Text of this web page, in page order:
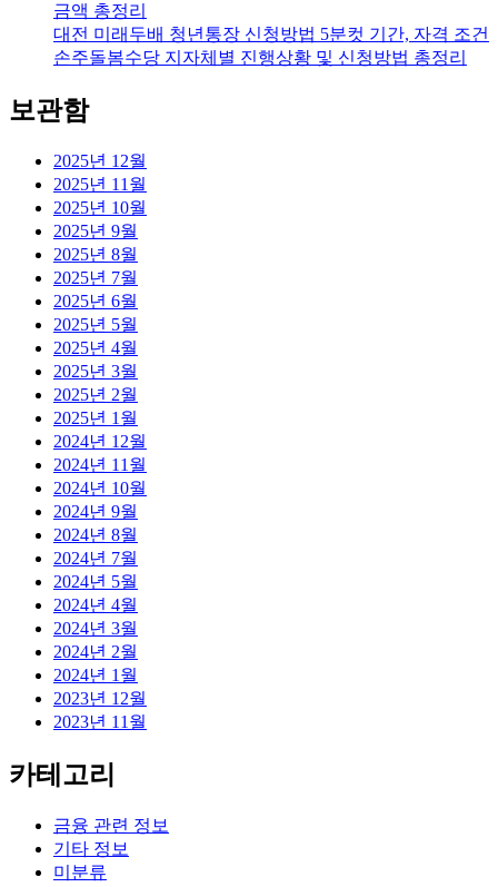
금액 총정리
대전 미래두배 청년통장 신청방법 5분컷 기간, 자격 조건
손주돌봄수당 지자체별 진행상황 및 신청방법 총정리
보관함
2025년 12월
2025년 11월
2025년 10월
2025년 9월
2025년 8월
2025년 7월
2025년 6월
2025년 5월
2025년 4월
2025년 3월
2025년 2월
2025년 1월
2024년 12월
2024년 11월
2024년 10월
2024년 9월
2024년 8월
2024년 7월
2024년 5월
2024년 4월
2024년 3월
2024년 2월
2024년 1월
2023년 12월
2023년 11월
카테고리
금융 관련 정보
기타 정보
미분류